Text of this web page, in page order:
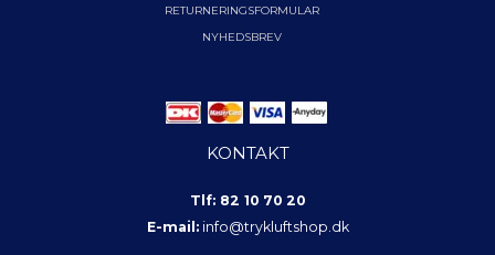
RETURNERINGSFORMULAR
NYHEDSBREV
KONTAKT
Tlf: 82 10 70 20
E-mail: info@trykluftshop.dk